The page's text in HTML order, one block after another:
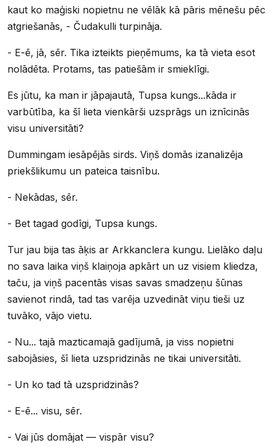
kaut ko maģiski nopietnu ne vēlāk kā pāris mēnešu pēc
atgriešanās, - Čudakulli turpināja.
- E-ē, jā, sēr. Tika izteikts pieņēmums, ka tā vieta esot
nolādēta. Protams, tas patiešām ir smieklīgi.
Es jūtu, ka man ir jāpajautā, Tupsa kungs...kāda ir
varbūtība, ka šī lieta vienkārši uzsprāgs un iznīcinās
visu universitāti?
Dummingam iesāpējās sirds. Viņš domās izanalizēja
priekšlikumu un pateica taisnību.
- Nekādas, sēr.
- Bet tagad godīgi, Tupsa kungs.
Tur jau bija tas āķis ar Arkkanclera kungu. Lielāko daļu
no sava laika viņš klaiņoja apkārt un uz visiem kliedza,
taču, ja viņš pacentās visas savas smadzeņu šūnas
savienot rindā, tad tas varēja uzvedināt viņu tieši uz
tuvāko, vājo vietu.
- Nu... tajā mazticamajā gadījumā, ja viss nopietni
sabojāsies, šī lieta uzspridzinās ne tikai universitāti.
- Un ko tad tā uzspridzinās?
- E-ē... visu, sēr.
- Vai jūs domājat — vispār visu?